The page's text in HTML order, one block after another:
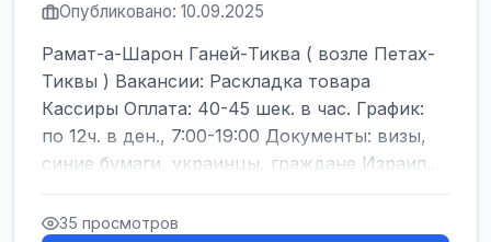
Опубликовано: 10.09.2025
Рамат-а-Шарон Ганей-Тиква ( возле Петах-
Тиквы ) Вакансии: Раскладка товара
Кассиры Оплата: 40-45 шек. в час. График:
по 12ч. в ден., 7:00-19:00 Документы: визы,
синие бумаги, украинцы, граждане Израил...
35 просмотров